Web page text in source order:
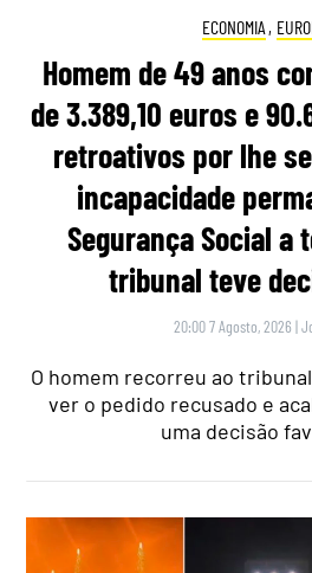
ECONOMIA ,
Homem de 49 anos
de 3.389,10 euros e
retroativos por lhe
incapacidade
Segurança Social a
tribunal teve
20:00 7 Agosto, 2026 |
O homem recorreu ao
ver o pedido recusado e
uma decisão